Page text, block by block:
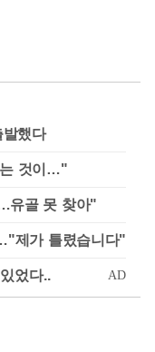
했다
는 것이…"
유골 못 찾아"
제가 틀렸습니다"